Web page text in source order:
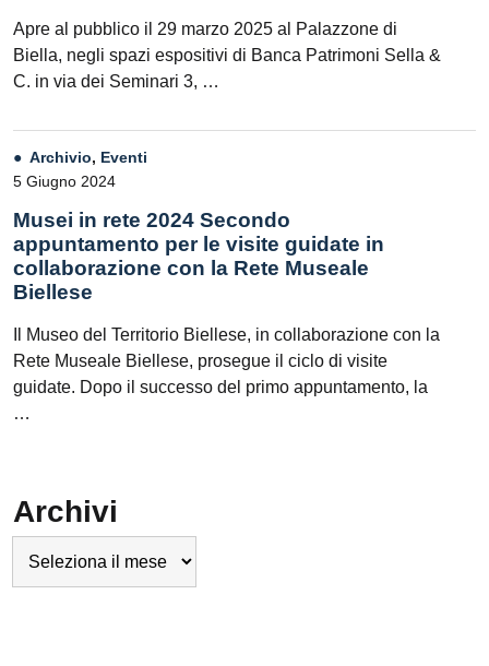
Apre al pubblico il 29 marzo 2025 al Palazzone di
Biella, negli spazi espositivi di Banca Patrimoni Sella &
C. in via dei Seminari 3, …
Archivio, Eventi
5 Giugno 2024
Musei in rete 2024 Secondo
appuntamento per le visite guidate in
collaborazione con la Rete Museale
Biellese
Il Museo del Territorio Biellese, in collaborazione con la
Rete Museale Biellese, prosegue il ciclo di visite
guidate. Dopo il successo del primo appuntamento, la
…
Archivi